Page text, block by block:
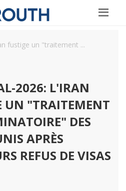
fustige un "traitement ...
2026: L'IRAN
UN "TRAITEMENT
DES
APRÈS
REFUS DE VISAS